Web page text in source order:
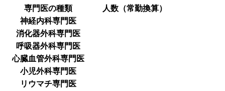
専門医の種類
人数（常勤換算）
神経内科専門医
消化器外科専門医
呼吸器外科専門医
心臓血管外科専門医
小児外科専門医
リウマチ専門医